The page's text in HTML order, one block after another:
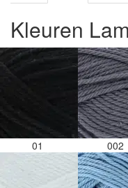
Kleuren
01 002